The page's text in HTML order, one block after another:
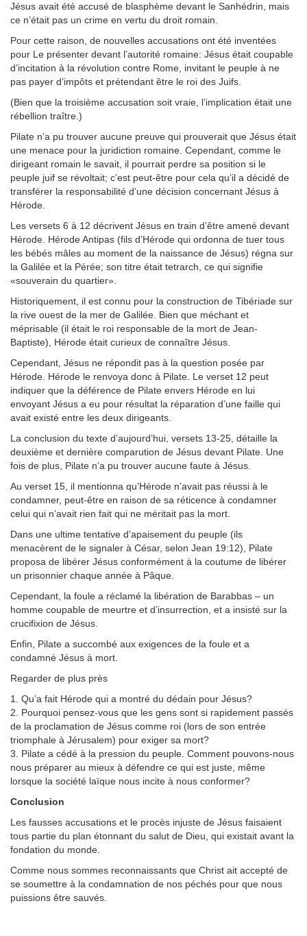
Jésus avait été accusé de blasphème devant le Sanhédrin, mais
ce n’était pas un crime en vertu du droit romain.
Pour cette raison, de nouvelles accusations ont été inventées
pour Le présenter devant l’autorité romaine: Jésus était coupable
d’incitation à la révolution contre Rome, invitant le peuple à ne
pas payer d’impôts et prétendant être le roi des Juifs.
(Bien que la troisième accusation soit vraie, l’implication était une
rébellion traître.)
Pilate n’a pu trouver aucune preuve qui prouverait que Jésus était
une menace pour la juridiction romaine. Cependant, comme le
dirigeant romain le savait, il pourrait perdre sa position si le
peuple juif se révoltait; c’est peut-être pour cela qu’il a décidé de
transférer la responsabilité d’une décision concernant Jésus à
Hérode.
Les versets 6 à 12 décrivent Jésus en train d’être amené devant
Hérode. Hérode Antipas (fils d’Hérode qui ordonna de tuer tous
les bébés mâles au moment de la naissance de Jésus) régna sur
la Galilée et la Pérée; son titre était tetrarch, ce qui signifie
«souverain du quartier».
Historiquement, il est connu pour la construction de Tibériade sur
la rive ouest de la mer de Galilée. Bien que méchant et
méprisable (il était le roi responsable de la mort de Jean-
Baptiste), Hérode était curieux de connaître Jésus.
Cependant, Jésus ne répondit pas à la question posée par
Hérode. Hérode le renvoya donc à Pilate. Le verset 12 peut
indiquer que la déférence de Pilate envers Hérode en lui
envoyant Jésus a eu pour résultat la réparation d’une faille qui
avait existé entre les deux dirigeants.
La conclusion du texte d’aujourd’hui, versets 13-25, détaille la
deuxième et dernière comparution de Jésus devant Pilate. Une
fois de plus, Pilate n’a pu trouver aucune faute à Jésus.
Au verset 15, il mentionna qu’Hérode n’avait pas réussi à le
condamner, peut-être en raison de sa réticence à condamner
celui qui n’avait rien fait qui ne méritait pas la mort.
Dans une ultime tentative d’apaisement du peuple (ils
menacèrent de le signaler à César, selon Jean 19:12), Pilate
proposa de libérer Jésus conformément à la coutume de libérer
un prisonnier chaque année à Pâque.
Cependant, la foule a réclamé la libération de Barabbas – un
homme coupable de meurtre et d’insurrection, et a insisté sur la
crucifixion de Jésus.
Enfin, Pilate a succombé aux exigences de la foule et a
condamné Jésus à mort.
Regarder de plus près
1. Qu’a fait Hérode qui a montré du dédain pour Jésus?
2. Pourquoi pensez-vous que les gens sont si rapidement passés
de la proclamation de Jésus comme roi (lors de son entrée
triomphale à Jérusalem) pour exiger sa mort?
3. Pilate a cédé à la pression du peuple. Comment pouvons-nous
nous préparer au mieux à défendre ce qui est juste, même
lorsque la société laïque nous incite à nous conformer?
Conclusion
Les fausses accusations et le procès injuste de Jésus faisaient
tous partie du plan étonnant du salut de Dieu, qui existait avant la
fondation du monde.
Comme nous sommes reconnaissants que Christ ait accepté de
se soumettre à la condamnation de nos péchés pour que nous
puissions être sauvés.